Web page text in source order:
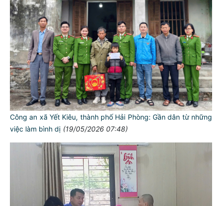
Công an xã Yết Kiêu, thành phố Hải Phòng: Gần dân từ những
việc làm bình dị (19/05/2026 07:48)